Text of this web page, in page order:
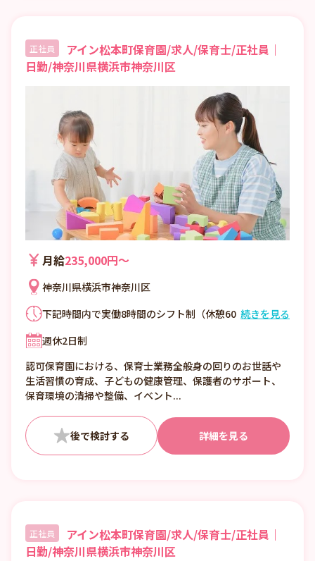
正社員
アイン松本町保育園/求人/保育士/正社員｜
日勤/神奈川県横浜市神奈川区
月給235,000円〜
神奈川県横浜市神奈川区
下記時間内で実働8時間のシフト制（休憩60
■残業月10時間ほど！ 報告書や掲示物の作
タッフが行なっているので負担も少なめ！ 行
事前は準備などで少し残業になりますが、定
時で帰れる日も多いのでご安心ください！お
うちで家族と過ごす時間や、一人でゆっくり
リフレッシュする時間も、毎日ちゃんと確保
できます。 ※アイングループでは「自由保
続きを見る
週休2日制
認可保育園における、保育士業務全般身の回りのお世話や
生活習慣の育成、子どもの健康管理、保護者のサポート、
保育環境の清掃や整備、イベント...
詳細を見る
正社員
アイン松本町保育園/求人/保育士/正社員｜
日勤/神奈川県横浜市神奈川区